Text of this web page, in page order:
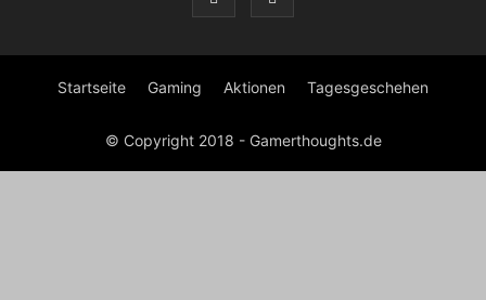
Startseite Gaming Aktionen Tagesgeschehen
© Copyright 2018 - Gamerthoughts.de